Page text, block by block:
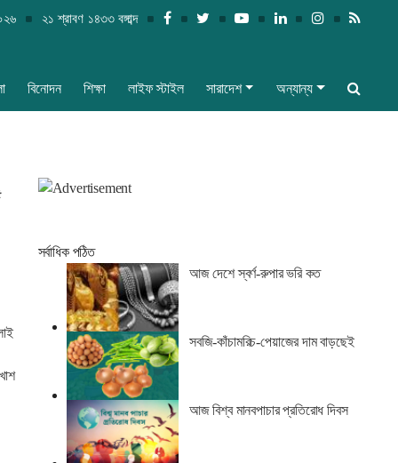
২১ শ্রাবণ ১৪৩৩ বঙ্গাব্দ
বিনোদন শিক্ষা লাইফ স্টাইল সারাদেশ অন্যান্য
সর্বাধিক পঠিত
আজ দেশে স্বর্ণ-রুপার ভরি কত
সবজি-কাঁচামরিচ-পেয়াজের দাম বাড়ছেই
আজ বিশ্ব মানবপাচার প্রতিরোধ দিবস